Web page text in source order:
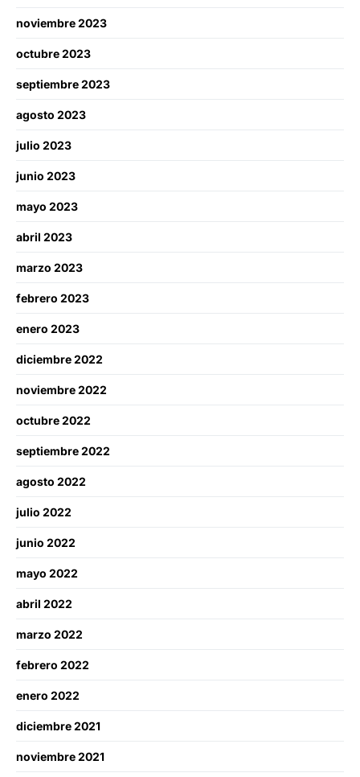
noviembre 2023
octubre 2023
septiembre 2023
agosto 2023
julio 2023
junio 2023
mayo 2023
abril 2023
marzo 2023
febrero 2023
enero 2023
diciembre 2022
noviembre 2022
octubre 2022
septiembre 2022
agosto 2022
julio 2022
junio 2022
mayo 2022
abril 2022
marzo 2022
febrero 2022
enero 2022
diciembre 2021
noviembre 2021